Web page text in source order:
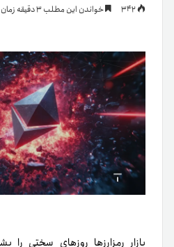
خواندن این مطلب 3 دقیقه زمان میبرد
بازار رمزارزها روزهای سختی را